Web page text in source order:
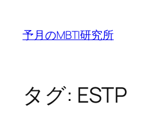
予月のMBTI研究所
タグ: ESTP